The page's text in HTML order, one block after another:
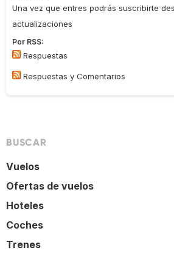
Una vez que entres podrás suscribirte
actualizaciones
Por RSS:
Respuestas
Respuestas y Comentarios
BUSCAR
Vuelos
Ofertas de vuelos
Hoteles
Coches
Trenes